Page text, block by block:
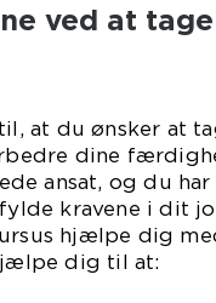
ved at
at du ønsker at
dine
ansat, og du
kravene i dit
hjælpe dig
dig til at: